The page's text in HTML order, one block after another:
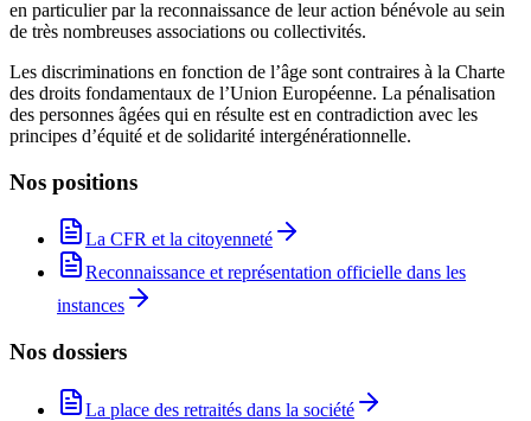
en particulier par la reconnaissance de leur action bénévole au sein
de très nombreuses associations ou collectivités.
Les discriminations en fonction de l’âge sont contraires à la Charte
des droits fondamentaux de l’Union Européenne. La pénalisation
des personnes âgées qui en résulte est en contradiction avec les
principes d’équité et de solidarité intergénérationnelle.
Nos positions
La CFR et la citoyenneté
Reconnaissance et représentation officielle dans les
instances
Nos dossiers
La place des retraités dans la société